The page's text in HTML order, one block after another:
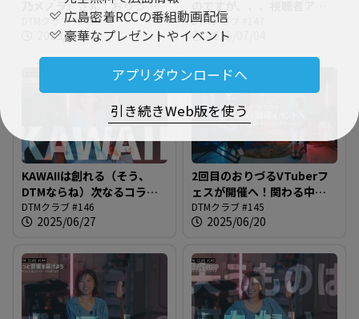
広島密着RCCの番組動画配信
豪華なプレゼントやイベント
アプリダウンロードへ
引き続きWeb版を使う
乃メノラ」さん！おりづる
VTuberフェス2回目に向け
たスペシャルインタビュー
をお送りします＠DTMクラ
DTMクラブ #148
2025/07/11
ケーを集計した結果わかっ
たアルバム人気曲ベスト５
を発表します！＠DTMクラ
ブ #147
DTMクラブ #147
2025/07/04
KAWAIIは創れる（そう、
DTMならね）次なるコラボ
曲、目指すはコールアンド
レスポンス！＠DTMクラブ
DTMクラブ #146
2025/06/27
2回目のおりづるVTuberフ
ェスが開催へ！関わる中で
唐澤さんもVTuberに興味
が？？？＠DTMクラブ #145
DTMクラブ #145
2025/06/20